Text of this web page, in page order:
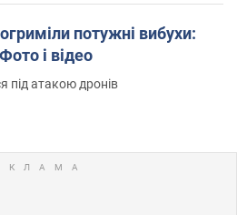
потужні вибухи:
і відео
під атакою дронів